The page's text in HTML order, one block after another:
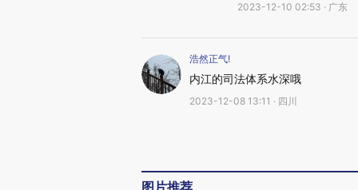
2023-12-10 02:53 · 广东
浩然正气!
内江的司法体系水深哦
2023-12-08 13:11 · 四川
图片推荐